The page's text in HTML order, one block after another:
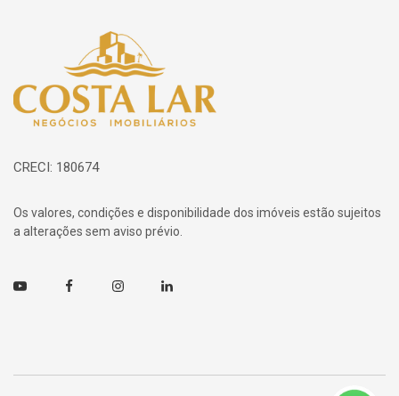
Página inicial
CRECI: 180674
Os valores, condições e disponibilidade dos imóveis estão sujeitos
a alterações sem aviso prévio.
Youtube FacebookInstagramLinkedin